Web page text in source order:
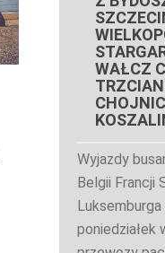
WAŁCZ
Wyjazdy
Belgii Francji